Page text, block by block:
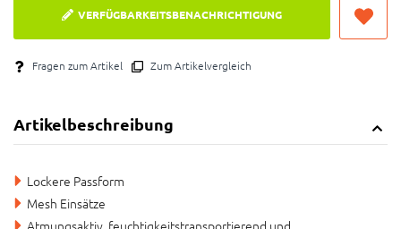
VERFÜGBARKEITSBENACHRICHTIGUNG
Fragen zum Artikel Zum Artikelvergleich
Artikelbeschreibung
Lockere Passform
Mesh Einsätze
Atmungsaktiv, feuchtigkeitstransportierend und